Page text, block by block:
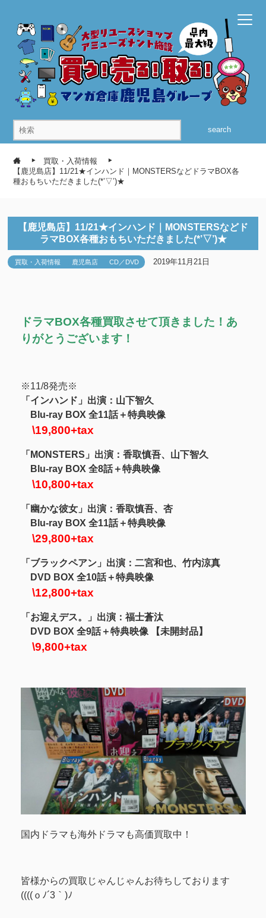
search
買取・入荷情報
【鹿児島店】11/21★インハンド｜MONSTERSなどドラマBOX各
種おもちいただきました(*’▽’)★
【鹿児島店】11/21★インハンド｜MONSTERSなどド
ラマBOX各種おもちいただきました(*’▽’)★
買取・入荷情報 鹿児島店 CD／DVD 2019年11月21日
ドラマBOX各種買取させて頂きました！あ
りがとうございます！
※11/8発売※
「インハンド」出演：山下智久
Blu-ray BOX 全11話＋特典映像
\19,800+tax
「MONSTERS」出演：香取慎吾、山下智久
Blu-ray BOX 全8話＋特典映像
\10,800+tax
「幽かな彼女」出演：香取慎吾、杏
Blu-ray BOX 全11話＋特典映像
\29,800+tax
「ブラックペアン」出演：二宮和也、竹内涼真
DVD BOX 全10話＋特典映像
\12,800+tax
「お迎えデス。」出演：福士蒼汰
DVD BOX 全9話＋特典映像 【未開封品】
\9,800+tax
国内ドラマも海外ドラマも高価買取中！
皆様からの買取じゃんじゃんお待ちしております
((((ｏﾉ´3｀)ﾉ